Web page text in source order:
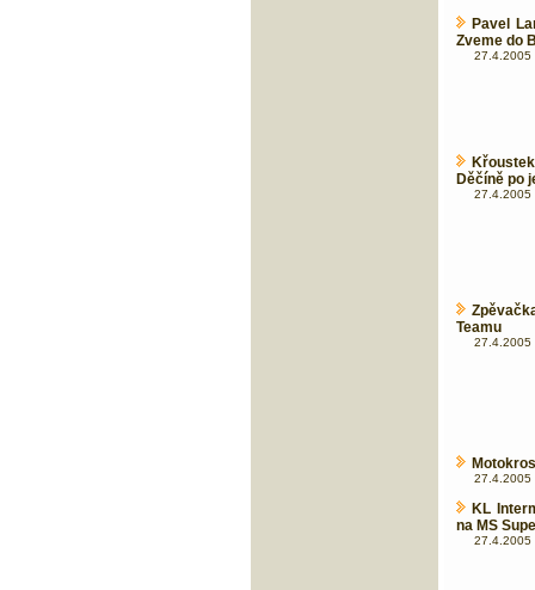
Pavel
Zveme do
27.4.2005
Děčíně po
27.4.2005
Teamu
27.4.2005
27.4.2005
KL
na MS
27.4.2005